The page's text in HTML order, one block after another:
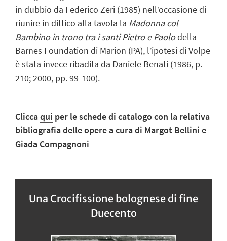
in dubbio da Federico Zeri (1985) nell’occasione di
riunire in dittico alla tavola la Madonna col
Bambino in trono tra i santi Pietro e Paolodella
Barnes Foundation di Marion (PA), l’ipotesi di Volpe
è stata invece ribadita da Daniele Benati (1986, p.
210; 2000, pp. 99-100).
Cliccaqui per le schede di catalogo con la relativa
bibliografia delle opere a cura di Margot Bellini e
Giada Compagnoni
Una Crocifissione bolognese di fine
Duecento